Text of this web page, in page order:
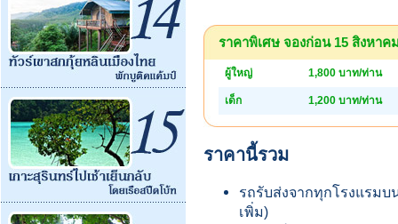
ราคาพิเศษ จองก่อน 15 สิงหา
ผู้ใหญ่ 1,800 บาท/ท่าน
เด็ก 1,200 บาท/ท่าน
ราคานี้รวม
รถรับส่งจากทุกโรงแรมบ
เพิ่ม)